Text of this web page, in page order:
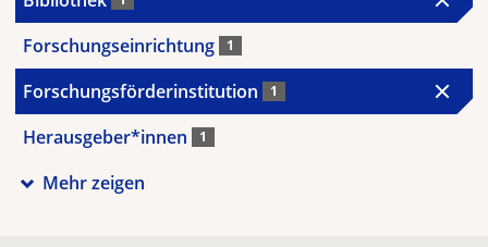
Forschungseinrichtung 1
Forschungsförderinstitution 1
Herausgeber*innen 1
Mehr zeigen